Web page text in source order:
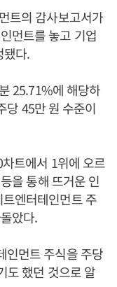
트의 감사보고서가
먼트를 놓고 기업
됐다.
25.71%에 해당하
당 45만 원 수준이
트에서 1위에 오르
을 통해 뜨거운 인
엔터테인먼트 주
았다.
인먼트 주식을 주당
도 했던 것으로 알